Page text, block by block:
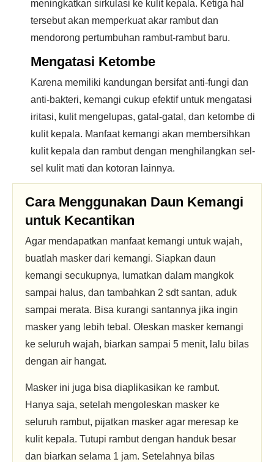
meningkatkan sirkulasi ke kulit kepala. Ketiga hal
tersebut akan memperkuat akar rambut dan
mendorong pertumbuhan rambut-rambut baru.
Mengatasi Ketombe
Karena memiliki kandungan bersifat anti-fungi dan
anti-bakteri, kemangi cukup efektif untuk mengatasi
iritasi, kulit mengelupas, gatal-gatal, dan ketombe di
kulit kepala. Manfaat kemangi akan membersihkan
kulit kepala dan rambut dengan menghilangkan sel-
sel kulit mati dan kotoran lainnya.
Cara Menggunakan Daun Kemangi
untuk Kecantikan
Agar mendapatkan manfaat kemangi untuk wajah,
buatlah masker dari kemangi. Siapkan daun
kemangi secukupnya, lumatkan dalam mangkok
sampai halus, dan tambahkan 2 sdt santan, aduk
sampai merata. Bisa kurangi santannya jika ingin
masker yang lebih tebal. Oleskan masker kemangi
ke seluruh wajah, biarkan sampai 5 menit, lalu bilas
dengan air hangat.
Masker ini juga bisa diaplikasikan ke rambut.
Hanya saja, setelah mengoleskan masker ke
seluruh rambut, pijatkan masker agar meresap ke
kulit kepala. Tutupi rambut dengan handuk besar
dan biarkan selama 1 jam. Setelahnya bilas